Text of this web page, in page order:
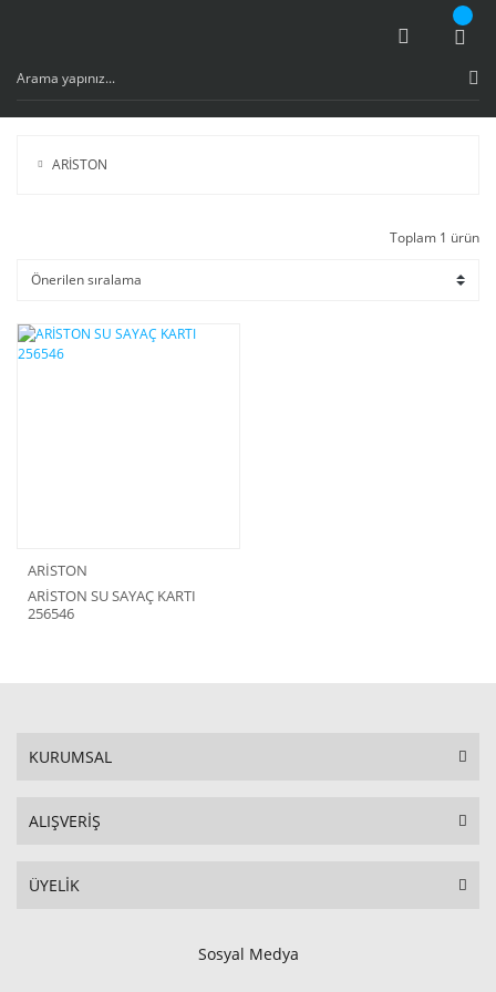
ARİSTON
Toplam 1 ürün
ARİSTON
ARİSTON SU SAYAÇ KARTI
256546
KURUMSAL
ALIŞVERİŞ
ÜYELİK
Sosyal Medya